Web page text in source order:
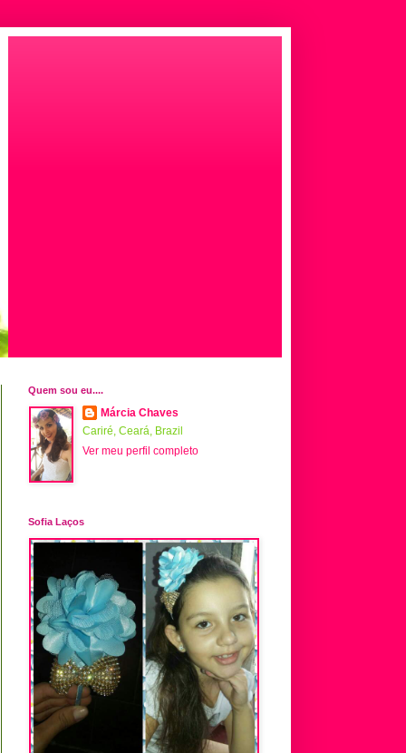
Quem sou eu....
Márcia Chaves
Cariré, Ceará, Brazil
Ver meu perfil completo
Sofia Laços